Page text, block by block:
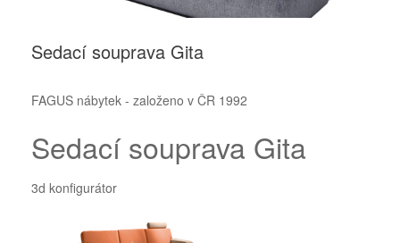
Sedací souprava Gita
FAGUS nábytek - založeno v ČR 1992
Sedací souprava Gita
3d konfigurátor